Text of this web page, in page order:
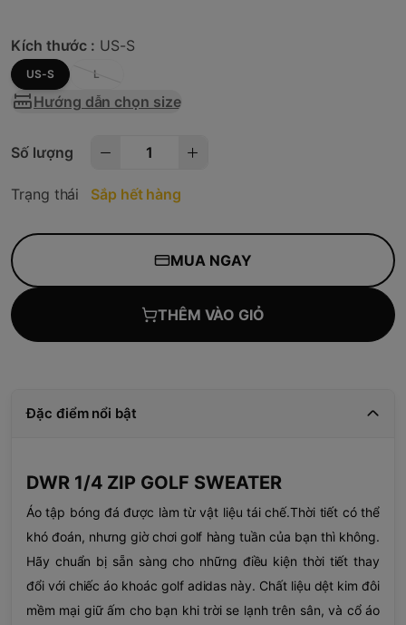
Kích thước : US-S
US-S L
Hướng dẫn chọn size
Số lượng
Trạng thái Sắp hết hàng
MUA NGAY
THÊM VÀO GIỎ
Đặc điểm nổi bật
DWR 1/4 ZIP GOLF SWEATER
Áo tập bóng đá được làm từ vật liệu tái chế.Thời tiết có thể
khó đoán, nhưng giờ chơi golf hàng tuần của bạn thì không.
Hãy chuẩn bị sẵn sàng cho những điều kiện thời tiết thay
đổi với chiếc áo khoác golf adidas này. Chất liệu dệt kim đôi
mềm mại giữ ấm cho bạn khi trời se lạnh trên sân, và cổ áo